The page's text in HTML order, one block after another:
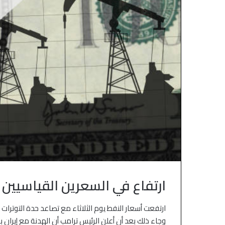
ارتفاع في السعرين القياسيين
ارتفعت أسعار النفط يوم الثلاثاء مع تصاعد حدة التوترات
وجاء ذلك بعد أن أعلن الرئيس ترامب أن الهدنة مع إيران
الأسهم الآسيوية تتراجع بعد موجة الين والدولار